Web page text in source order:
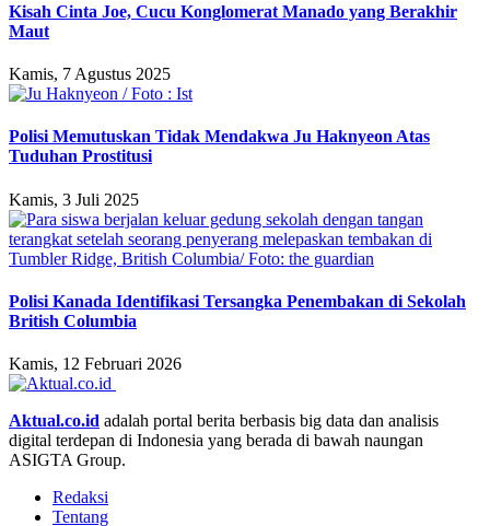
Kisah Cinta Joe, Cucu Konglomerat Manado yang Berakhir
Maut
Kamis, 7 Agustus 2025
Polisi Memutuskan Tidak Mendakwa Ju Haknyeon Atas
Tuduhan Prostitusi
Kamis, 3 Juli 2025
Polisi Kanada Identifikasi Tersangka Penembakan di Sekolah
British Columbia
Kamis, 12 Februari 2026
Aktual.co.id adalah portal berita berbasis big data dan analisis
digital terdepan di Indonesia yang berada di bawah naungan
ASIGTA Group.
Redaksi
Tentang